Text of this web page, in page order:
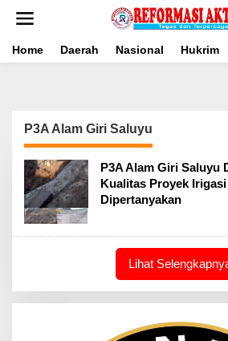
Home Daerah Nasional Hukrim
P3A Alam Giri Saluyu
P3A Alam Giri Saluyu
Kualitas Proyek
Dipertanyakan
Lihat